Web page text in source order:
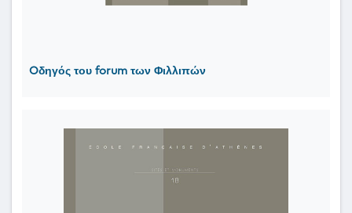
Oδηγός του forum των Φιλλιπών